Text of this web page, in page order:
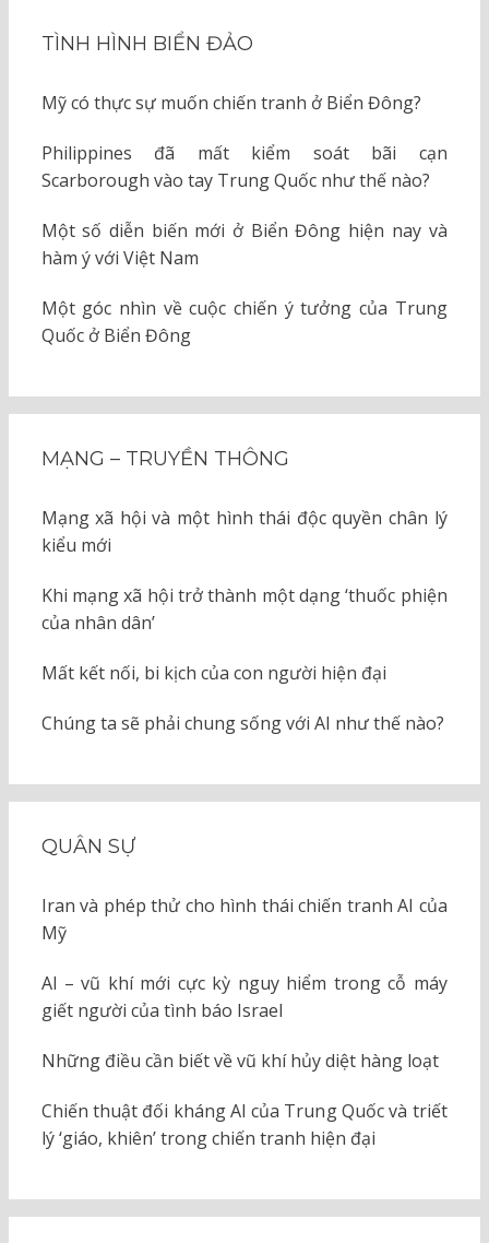
TÌNH HÌNH BIỂN ĐẢO
Mỹ có thực sự muốn chiến tranh ở Biển Đông?
Philippines đã mất kiểm soát bãi cạn
Scarborough vào tay Trung Quốc như thế nào?
Một số diễn biến mới ở Biển Đông hiện nay và
hàm ý với Việt Nam
Một góc nhìn về cuộc chiến ý tưởng của Trung
Quốc ở Biển Đông
MẠNG – TRUYỀN THÔNG
Mạng xã hội và một hình thái độc quyền chân lý
kiểu mới
Khi mạng xã hội trở thành một dạng ‘thuốc phiện
của nhân dân’
Mất kết nối, bi kịch của con người hiện đại
Chúng ta sẽ phải chung sống với AI như thế nào?
QUÂN SỰ
Iran và phép thử cho hình thái chiến tranh AI của
Mỹ
AI – vũ khí mới cực kỳ nguy hiểm trong cỗ máy
giết người của tình báo Israel
Những điều cần biết về vũ khí hủy diệt hàng loạt
Chiến thuật đối kháng AI của Trung Quốc và triết
lý ‘giáo, khiên’ trong chiến tranh hiện đại